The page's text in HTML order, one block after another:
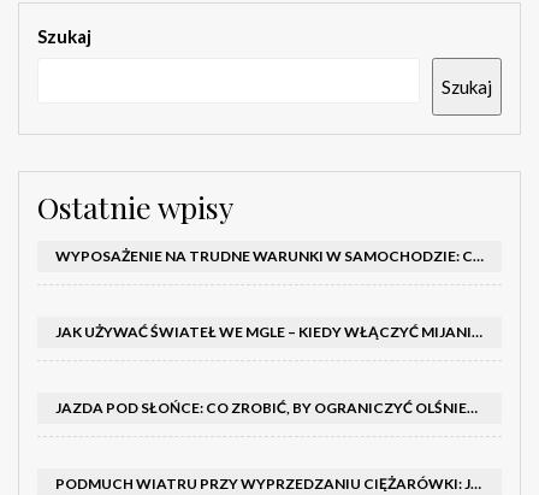
Szukaj
Szukaj
Ostatnie wpisy
WYPOSAŻENIE NA TRUDNE WARUNKI W SAMOCHODZIE: CO MIEĆ ZIMĄ, W TRASIE I NA WYPADEK AWARII
JAK UŻYWAĆ ŚWIATEŁ WE MGLE – KIEDY WŁĄCZYĆ MIJANIA I PRZECIWMGIELNE ORAZ CZEGO NIE ROBIĆ
JAZDA POD SŁOŃCE: CO ZROBIĆ, BY OGRANICZYĆ OLŚNIENIE I POPRAWIĆ WIDOCZNOŚĆ
PODMUCH WIATRU PRZY WYPRZEDZANIU CIĘŻARÓWKI: JAK UTRZYMAĆ TOR JAZDY I OPANOWAĆ AUTO